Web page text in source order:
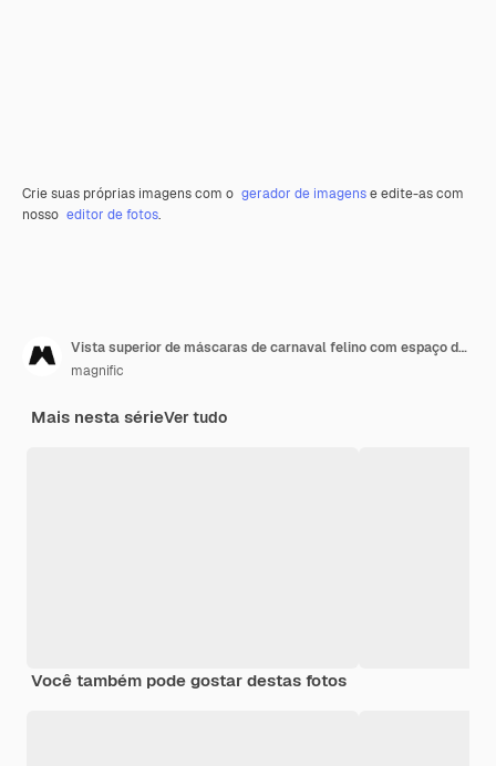
Crie suas próprias imagens com o gerador de imagense edite-as com
nosso editor de fotos.
Vista superior de máscaras de carnaval felino com espaço de cópia
magnific
Mais nesta sérieVer tudo
Você também pode gostar destas fotos